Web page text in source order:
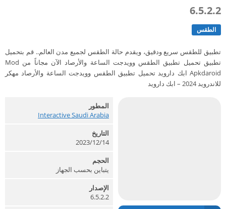
6.5.2.2
الطقس
تطبيق للطقس سريع ودقيق، ويقدم حالة الطقس لجميع مدن العالم.. قم بتحميل
تطبيق تحميل تطبيق الطقس وويدجت الساعة والأرصاد الآن مجاناً من Mod
Apkdaroid ابك دارويد تحميل تطبيق الطقس وويدجت الساعة والأرصاد مهكر
للاندرويد 2024 – ابك دارويد
المطور
Interactive Saudi Arabia‏
التاريخ
2023/12/14
الحجم
يتباين بحسب الجهاز
الإصدار
6.5.2.2